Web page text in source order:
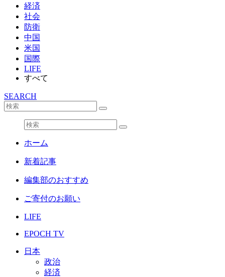
経済
社会
防衛
中国
米国
国際
LIFE
すべて
SEARCH
ホーム
新着記事
編集部のおすすめ
ご寄付のお願い
LIFE
EPOCH TV
日本
政治
経済